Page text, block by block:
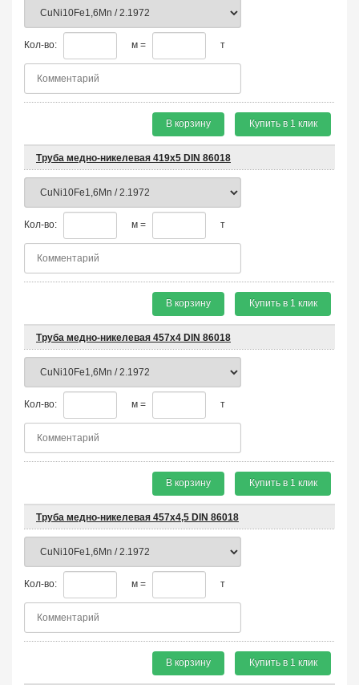
Кол-во: м = т
В корзину Купить в 1 клик
Труба медно-никелевая 419х5 DIN 86018
Кол-во: м = т
В корзину Купить в 1 клик
Труба медно-никелевая 457х4 DIN 86018
Кол-во: м = т
В корзину Купить в 1 клик
Труба медно-никелевая 457х4,5 DIN 86018
Кол-во: м = т
В корзину Купить в 1 клик